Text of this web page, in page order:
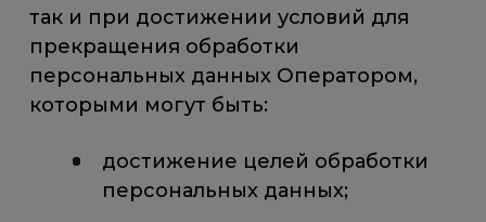
так и при достижении условий для
прекращения обработки
персональных данных Оператором,
которыми могут быть:
достижение целей обработки
персональных данных;